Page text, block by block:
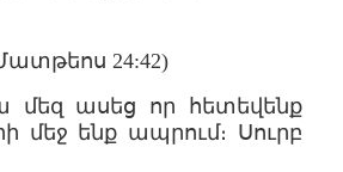
24:42)
մեզ ասեց որ հետեվենք
մեջ ենք ապրում։ Սուրբ